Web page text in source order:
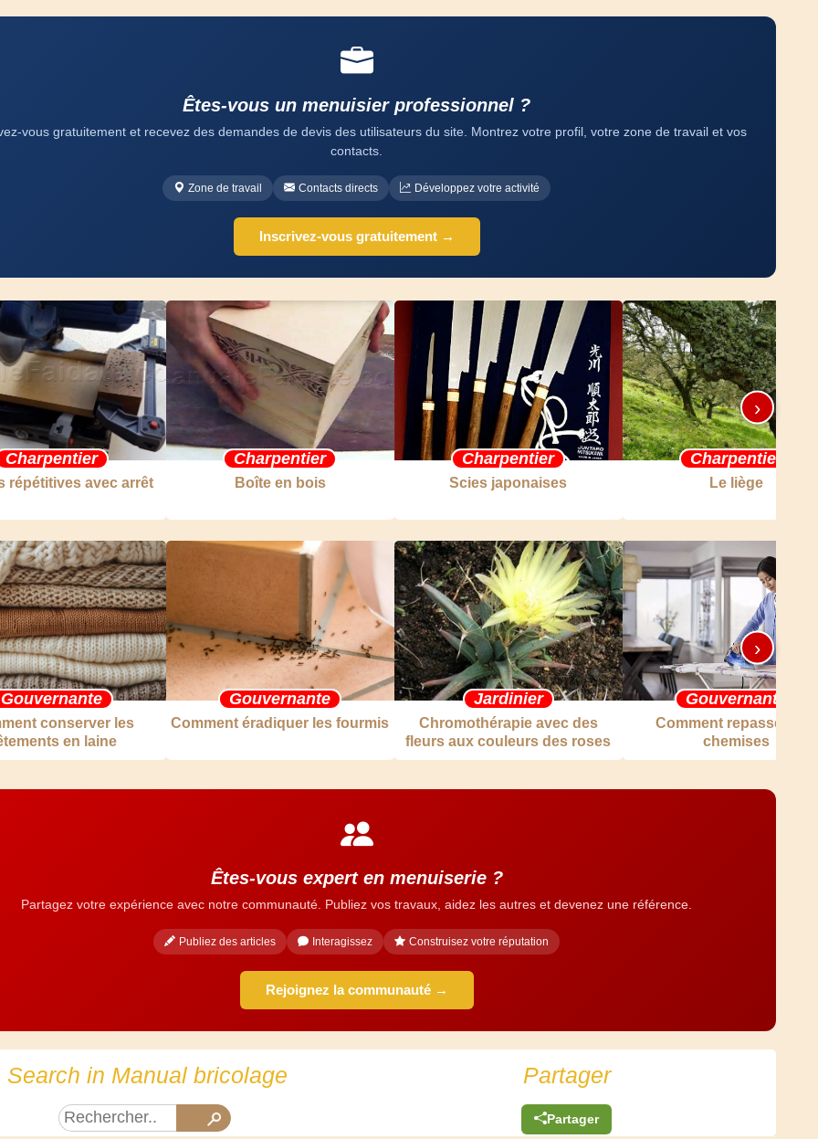
Êtes-vous un menuisier professionnel ?
vous gratuitement et recevez des demandes de devis des utilisateurs du site. Montrez votre profil, votre zone de travail et vos
contacts.
Zone de travail Contacts directs Développez votre activité
Inscrivez-vous gratuitement →
Charpentier
répétitives avec arrêt
Charpentier
Boîte en bois
Charpentier
Scies japonaises
Charpentier
Le liège
›
Gouvernante
conserver les
en laine
Gouvernante
Comment éradiquer les fourmis
Jardinier
Chromothérapie avec des
fleurs aux couleurs des roses
Gouvernante
Comment repasser des
chemises
›
Êtes-vous expert en menuiserie ?
Partagez votre expérience avec notre communauté. Publiez vos travaux, aidez les autres et devenez une référence.
Publiez des articles Interagissez Construisez votre réputation
Rejoignez la communauté →
Search in Manual bricolage Partager
Partager